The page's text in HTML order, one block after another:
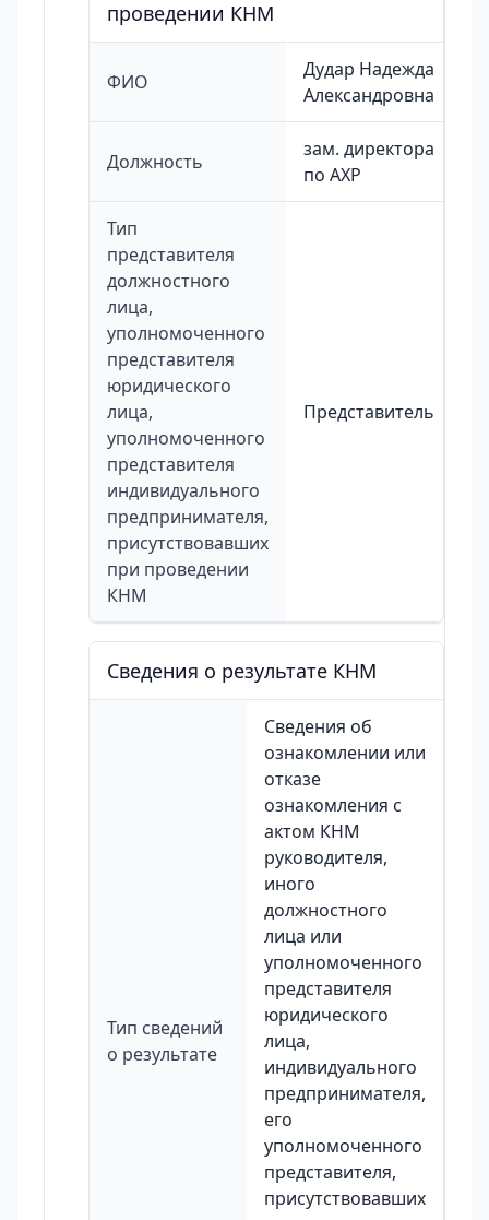
проведении КНМ
ФИО
Дудар Надежда
Александровна
Должность
зам. директора
по АХР
Тип
представителя
должностного
лица,
уполномоченного
представителя
юридического
лица,
уполномоченного
представителя
индивидуального
предпринимателя,
присутствовавших
при проведении
КНМ
Представитель
Сведения о результате КНМ
Тип сведений
о результате
Сведения об
ознакомлении или
отказе
ознакомления с
актом КНМ
руководителя,
иного
должностного
лица или
уполномоченного
представителя
юридического
лица,
индивидуального
предпринимателя,
его
уполномоченного
представителя,
присутствовавших